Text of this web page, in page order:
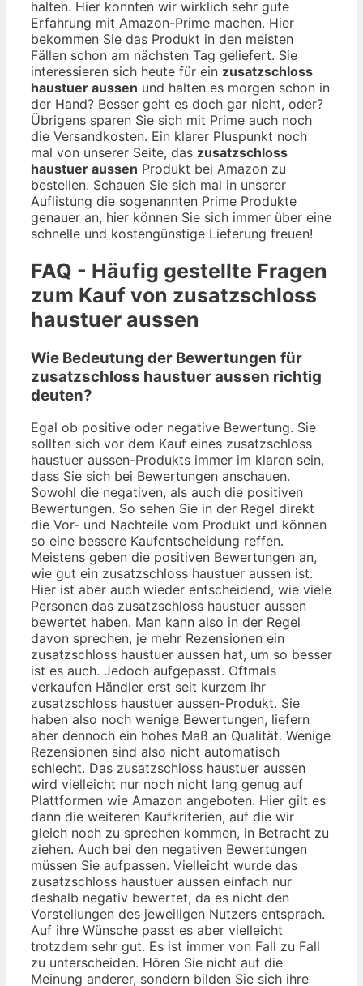
halten. Hier konnten wir wirklich sehr gute
Erfahrung mit Amazon-Prime machen. Hier
bekommen Sie das Produkt in den meisten
Fällen schon am nächsten Tag geliefert. Sie
interessieren sich heute für ein zusatzschloss
haustuer aussen und halten es morgen schon in
der Hand? Besser geht es doch gar nicht, oder?
Übrigens sparen Sie sich mit Prime auch noch
die Versandkosten. Ein klarer Pluspunkt noch
mal von unserer Seite, das zusatzschloss
haustuer aussen Produkt bei Amazon zu
bestellen. Schauen Sie sich mal in unserer
Auflistung die sogenannten Prime Produkte
genauer an, hier können Sie sich immer über eine
schnelle und kostengünstige Lieferung freuen!
FAQ - Häufig gestellte Fragen
zum Kauf von zusatzschloss
haustuer aussen
Wie Bedeutung der Bewertungen für
zusatzschloss haustuer aussen richtig
deuten?
Egal ob positive oder negative Bewertung. Sie
sollten sich vor dem Kauf eines zusatzschloss
haustuer aussen-Produkts immer im klaren sein,
dass Sie sich bei Bewertungen anschauen.
Sowohl die negativen, als auch die positiven
Bewertungen. So sehen Sie in der Regel direkt
die Vor- und Nachteile vom Produkt und können
so eine bessere Kaufentscheidung reffen.
Meistens geben die positiven Bewertungen an,
wie gut ein zusatzschloss haustuer aussen ist.
Hier ist aber auch wieder entscheidend, wie viele
Personen das zusatzschloss haustuer aussen
bewertet haben. Man kann also in der Regel
davon sprechen, je mehr Rezensionen ein
zusatzschloss haustuer aussen hat, um so besser
ist es auch. Jedoch aufgepasst. Oftmals
verkaufen Händler erst seit kurzem ihr
zusatzschloss haustuer aussen-Produkt. Sie
haben also noch wenige Bewertungen, liefern
aber dennoch ein hohes Maß an Qualität. Wenige
Rezensionen sind also nicht automatisch
schlecht. Das zusatzschloss haustuer aussen
wird vielleicht nur noch nicht lang genug auf
Plattformen wie Amazon angeboten. Hier gilt es
dann die weiteren Kaufkriterien, auf die wir
gleich noch zu sprechen kommen, in Betracht zu
ziehen. Auch bei den negativen Bewertungen
müssen Sie aufpassen. Vielleicht wurde das
zusatzschloss haustuer aussen einfach nur
deshalb negativ bewertet, da es nicht den
Vorstellungen des jeweiligen Nutzers entsprach.
Auf ihre Wünsche passt es aber vielleicht
trotzdem sehr gut. Es ist immer von Fall zu Fall
zu unterscheiden. Hören Sie nicht auf die
Meinung anderer, sondern bilden Sie sich ihre